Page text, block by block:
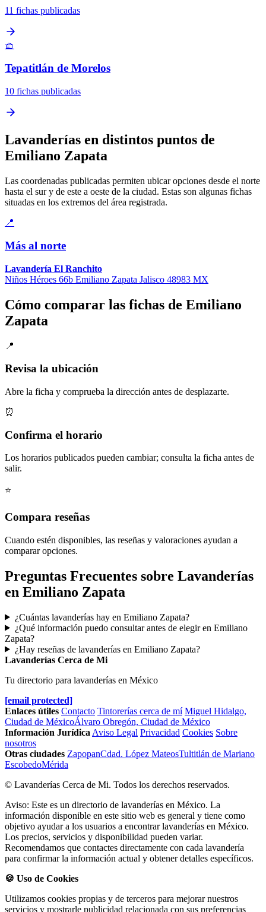
11 fichas publicadas
🧺
Tepatitlán de Morelos
10 fichas publicadas
Lavanderías en distintos puntos de
Emiliano Zapata
Las coordenadas publicadas permiten ubicar opciones desde el norte
hasta el sur y de este a oeste de la ciudad. Estas son algunas fichas
situadas en los extremos del área registrada.
📍
Más al norte
Lavandería El Ranchito
Niños Héroes 66b Emiliano Zapata Jalisco 48983 MX
Cómo comparar las fichas de Emiliano
Zapata
📍
Revisa la ubicación
Abre la ficha y comprueba la dirección antes de desplazarte.
⏰
Confirma el horario
Los horarios publicados pueden cambiar; consulta la ficha antes de
salir.
⭐
Compara reseñas
Cuando estén disponibles, las reseñas y valoraciones ayudan a
comparar opciones.
Preguntas Frecuentes sobre Lavanderías
en Emiliano Zapata
¿Cuántas lavanderías hay en Emiliano Zapata?
¿Qué información puedo consultar antes de elegir en Emiliano
Zapata?
¿Hay reseñas de lavanderías en Emiliano Zapata?
Lavanderías Cerca de Mi
Tu directorio para lavanderías en México
[email protected]
Enlaces útiles Contacto Tintorerías cerca de mí Miguel Hidalgo,
Ciudad de MéxicoÁlvaro Obregón, Ciudad de México
Información Jurídica Aviso Legal Privacidad Cookies Sobre
nosotros
Otras ciudades ZapopanCdad. López MateosTultitlán de Mariano
EscobedoMérida
© Lavanderías Cerca de Mi. Todos los derechos reservados.
Aviso: Este es un directorio de lavanderías en México. La
información disponible en este sitio web es general y tiene como
objetivo ayudar a los usuarios a encontrar lavanderías en México.
Los precios, servicios y disponibilidad pueden variar.
Recomendamos que contactes directamente con cada lavandería
para confirmar la información actual y obtener detalles específicos.
🍪 Uso de Cookies
Utilizamos cookies propias y de terceros para mejorar nuestros
servicios y mostrarle publicidad relacionada con sus preferencias